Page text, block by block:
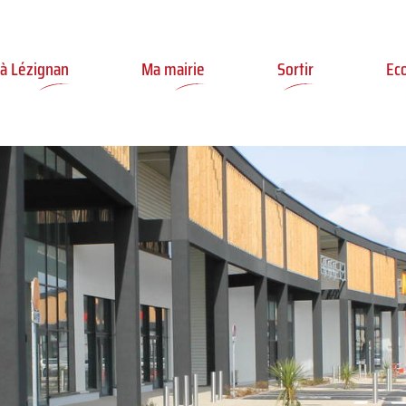
Lézignan Ma mairie Sortir